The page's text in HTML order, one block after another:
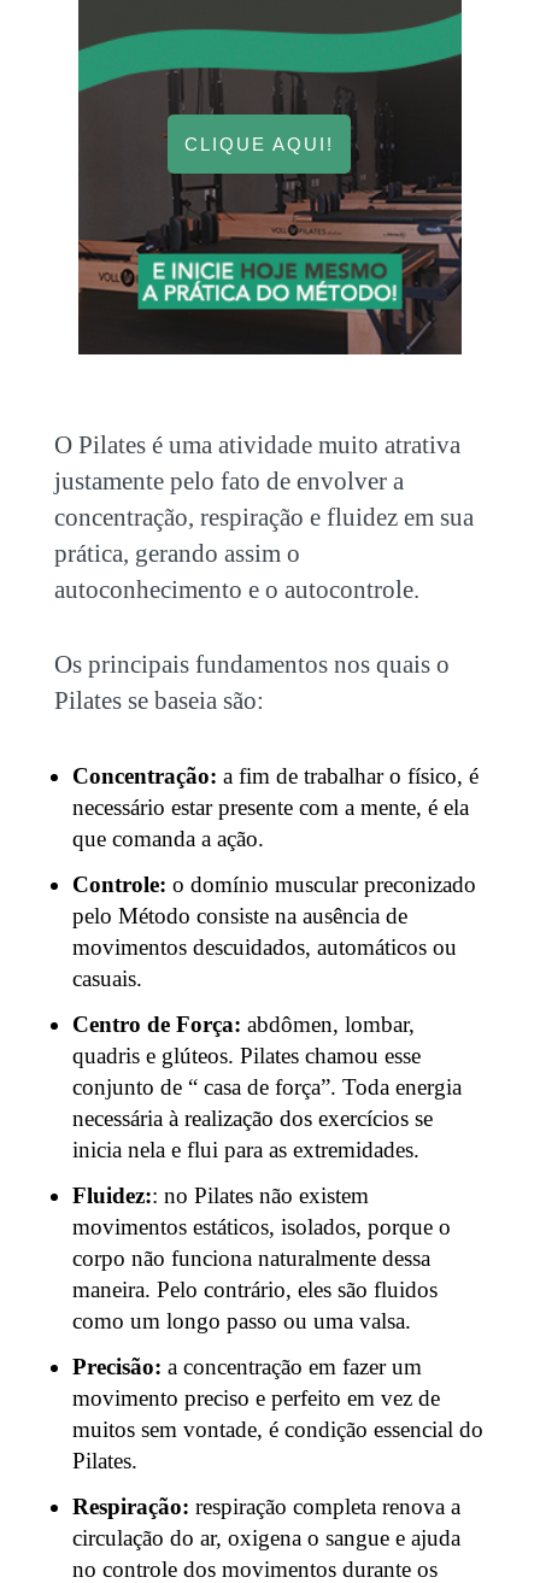
CLIQUE AQUI!
O Pilates é uma atividade muito atrativa
justamente pelo fato de envolver a
concentração, respiração e fluidez em sua
prática, gerando assim o
autoconhecimento e o autocontrole.
Os principais fundamentos nos quais o
Pilates se baseia são:
Concentração: a fim de trabalhar o físico, é
necessário estar presente com a mente, é ela
que comanda a ação.
Controle: o domínio muscular preconizado
pelo Método consiste na ausência de
movimentos descuidados, automáticos ou
casuais.
Centro de Força: abdômen, lombar,
quadris e glúteos. Pilates chamou esse
conjunto de “ casa de força”. Toda energia
necessária à realização dos exercícios se
inicia nela e flui para as extremidades.
Fluidez:: no Pilates não existem
movimentos estáticos, isolados, porque o
corpo não funciona naturalmente dessa
maneira. Pelo contrário, eles são fluidos
como um longo passo ou uma valsa.
Precisão: a concentração em fazer um
movimento preciso e perfeito em vez de
muitos sem vontade, é condição essencial do
Pilates.
Respiração: respiração completa renova a
circulação do ar, oxigena o sangue e ajuda
no controle dos movimentos durante os